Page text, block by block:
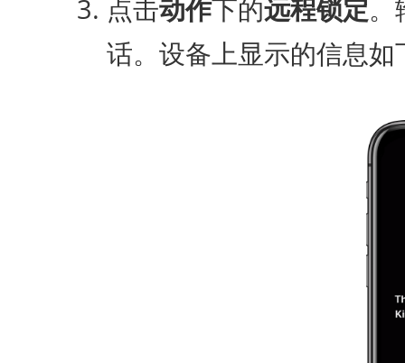
点击动作下的远程锁定。
话。设备上显示的信息如